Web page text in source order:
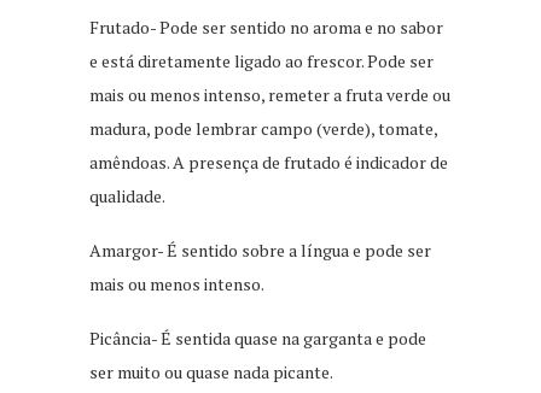
Frutado- Pode ser sentido no aroma e no sabor
e está diretamente ligado ao frescor. Pode ser
mais ou menos intenso, remeter a fruta verde ou
madura, pode lembrar campo (verde), tomate,
amêndoas. A presença de frutado é indicador de
qualidade.
Amargor- É sentido sobre a língua e pode ser
mais ou menos intenso.
Picância- É sentida quase na garganta e pode
ser muito ou quase nada picante.